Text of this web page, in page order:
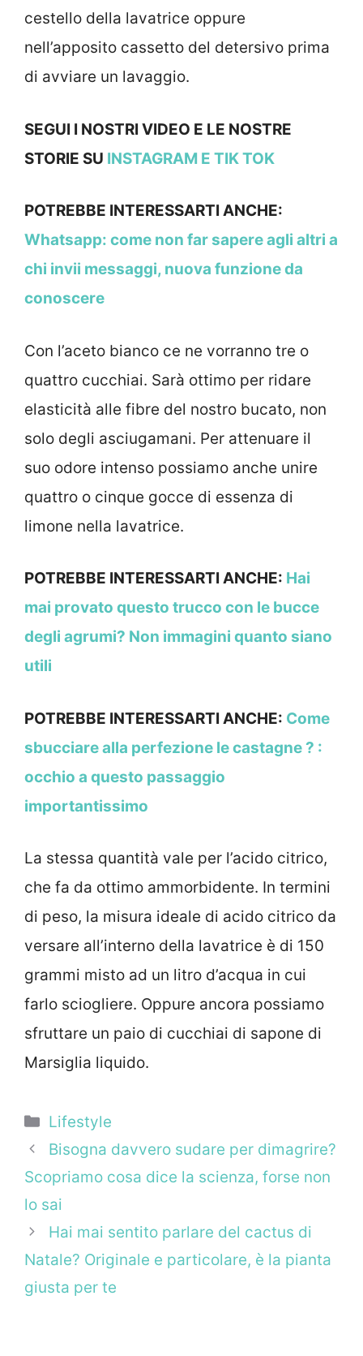
cestello della lavatrice oppure
nell’apposito cassetto del detersivo prima
di avviare un lavaggio.
SEGUI I NOSTRI VIDEO E LE NOSTRE
STORIE SU INSTAGRAM E TIK TOK
POTREBBE INTERESSARTI ANCHE:
Whatsapp: come non far sapere agli altri a
chi invii messaggi, nuova funzione da
conoscere
Con l’aceto bianco ce ne vorranno tre o
quattro cucchiai. Sarà ottimo per ridare
elasticità alle fibre del nostro bucato, non
solo degli asciugamani. Per attenuare il
suo odore intenso possiamo anche unire
quattro o cinque gocce di essenza di
limone nella lavatrice.
POTREBBE INTERESSARTI ANCHE: Hai
mai provato questo trucco con le bucce
degli agrumi? Non immagini quanto siano
utili
POTREBBE INTERESSARTI ANCHE: Come
sbucciare alla perfezione le castagne ? :
occhio a questo passaggio
importantissimo
La stessa quantità vale per l’acido citrico,
che fa da ottimo ammorbidente. In termini
di peso, la misura ideale di acido citrico da
versare all’interno della lavatrice è di 150
grammi misto ad un litro d’acqua in cui
farlo sciogliere. Oppure ancora possiamo
sfruttare un paio di cucchiai di sapone di
Marsiglia liquido.
Categorie
Lifestyle
Bisogna davvero sudare per dimagrire?
Scopriamo cosa dice la scienza, forse non
lo sai
Hai mai sentito parlare del cactus di
Natale? Originale e particolare, è la pianta
giusta per te